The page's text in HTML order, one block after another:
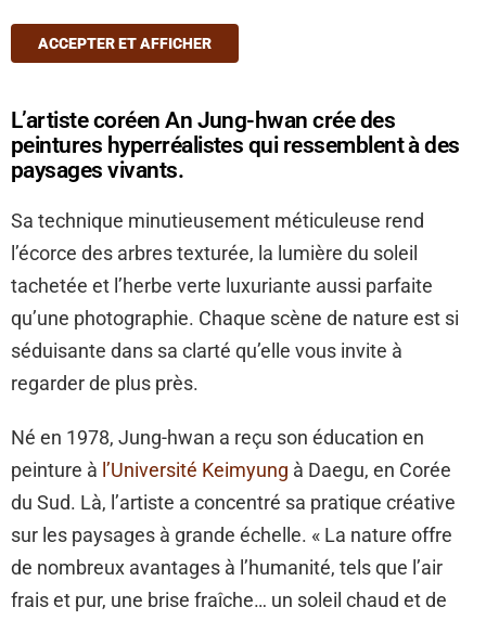
ACCEPTER ET AFFICHER
L’artiste coréen An Jung-hwan crée des
peintures hyperréalistes qui ressemblent à des
paysages vivants.
Sa technique minutieusement méticuleuse rend
l’écorce des arbres texturée, la lumière du soleil
tachetée et l’herbe verte luxuriante aussi parfaite
qu’une photographie. Chaque scène de nature est si
séduisante dans sa clarté qu’elle vous invite à
regarder de plus près.
Né en 1978, Jung-hwan a reçu son éducation en
peinture à l’Université Keimyung à Daegu, en Corée
du Sud. Là, l’artiste a concentré sa pratique créative
sur les paysages à grande échelle. « La nature offre
de nombreux avantages à l’humanité, tels que l’air
frais et pur, une brise fraîche… un soleil chaud et de